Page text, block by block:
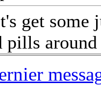
get some
pills